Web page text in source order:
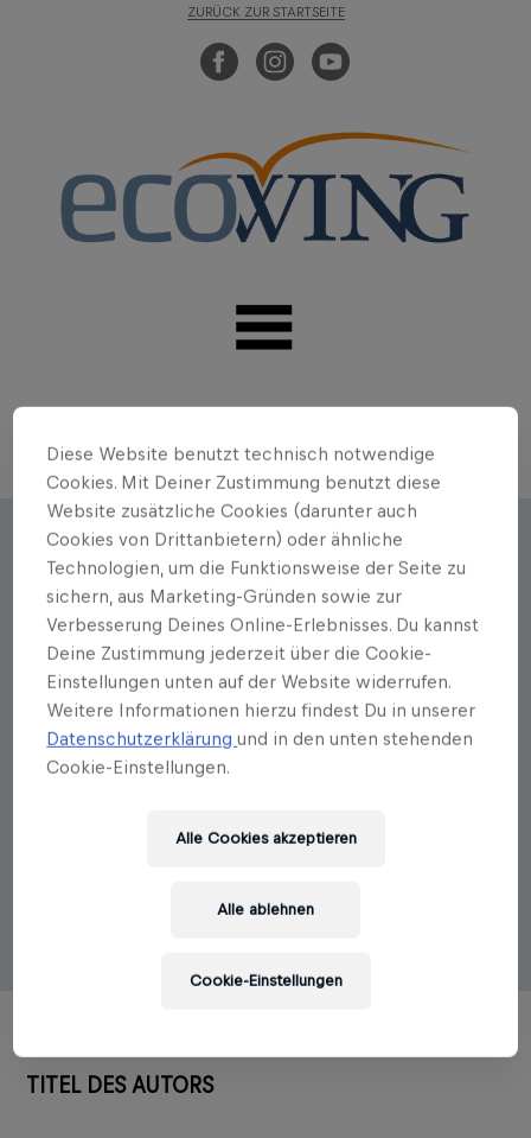
ZURÜCK ZUR STARTSEITE
Autorenportrait
Matthias Krön
Matthias Krön, geb. 1969 in Salzburg, studierte
Sinologie, Philosophie und Geschichte in Wien und
Taipeh. Anschließend übernahm er die
Vertriebsleitung der Molkereigenossenschaft
Oberwart. Während dieser Zeit begann er, pflanzliche
Alternativen zu Milch und Milchprodukten zu
Europa zu etablieren. Seit 2011 ist er Chairman der
Gentechnik in Europa ein. Krön lebt mit seiner Familie
TITEL DES AUTORS
Diese Website benutzt technisch notwendige
Cookies. Mit Deiner Zustimmung benutzt diese
Website zusätzliche Cookies (darunter auch
Cookies von Drittanbietern) oder ähnliche
Technologien, um die Funktionsweise der Seite zu
sichern, aus Marketing-Gründen sowie zur
Verbesserung Deines Online-Erlebnisses. Du kannst
Deine Zustimmung jederzeit über die Cookie-
Einstellungen unten auf der Website widerrufen.
Weitere Informationen hierzu findest Du in unserer
Datenschutzerklärungund in den unten stehenden
Cookie-Einstellungen.
Alle ablehnen
Alle Cookies akzeptieren
Cookie-Einstellungen